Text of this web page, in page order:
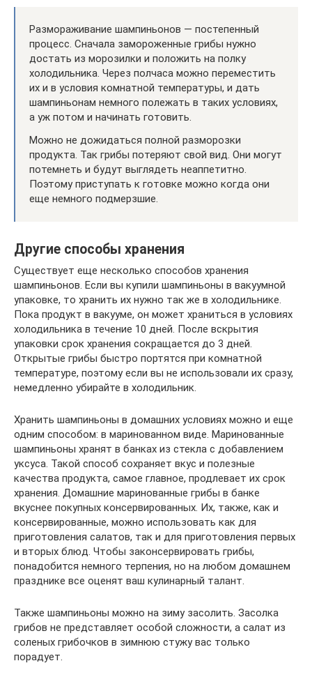
Размораживание шампиньонов — постепенный
процесс. Сначала замороженные грибы нужно
достать из морозилки и положить на полку
холодильника. Через полчаса можно переместить
их и в условия комнатной температуры, и дать
шампиньонам немного полежать в таких условиях,
а уж потом и начинать готовить.
Можно не дожидаться полной разморозки
продукта. Так грибы потеряют свой вид. Они могут
потемнеть и будут выглядеть неаппетитно.
Поэтому приступать к готовке можно когда они
еще немного подмерзшие.
Другие способы хранения
Существует еще несколько способов хранения
шампиньонов. Если вы купили шампиньоны в вакуумной
упаковке, то хранить их нужно так же в холодильнике.
Пока продукт в вакууме, он может храниться в условиях
холодильника в течение 10 дней. После вскрытия
упаковки срок хранения сокращается до 3 дней.
Открытые грибы быстро портятся при комнатной
температуре, поэтому если вы не использовали их сразу,
немедленно убирайте в холодильник.
Хранить шампиньоны в домашних условиях можно и еще
одним способом: в маринованном виде. Маринованные
шампиньоны хранят в банках из стекла с добавлением
уксуса. Такой способ сохраняет вкус и полезные
качества продукта, самое главное, продлевает их срок
хранения. Домашние маринованные грибы в банке
вкуснее покупных консервированных. Их, также, как и
консервированные, можно использовать как для
приготовления салатов, так и для приготовления первых
и вторых блюд. Чтобы законсервировать грибы,
понадобится немного терпения, но на любом домашнем
празднике все оценят ваш кулинарный талант.
Также шампиньоны можно на зиму засолить. Засолка
грибов не представляет особой сложности, а салат из
соленых грибочков в зимнюю стужу вас только
порадует.